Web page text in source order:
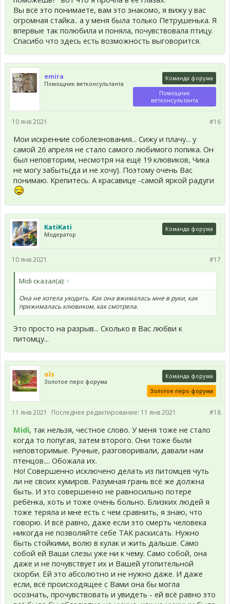
Вы всё это понимаете, вам это знакомо, я вижу у вас
огромная стайка.. а у меня была только Петрушенька. Я
впервые так полюбила и поняла, почувствовала птицу.
Спасибо что здесь есть возможность выговорится.
emira
Помощник ветконсультанта
Команда форума
Помощник
ветконсультанта
#16
10 янв 2021
Мои искренние соболезнования... Сижу и плачу... у
самой 26 апреля не стало самого любимого попика. Он
был неповторим, несмотря на ещё 19 клювиков, Чика
не могу забыть(да и не хочу). Поэтому очень Вас
понимаю. Крепитесь. А красавице -самой яркой радуги
KatiKati
Модератор
Команда форума
#17
10 янв 2021
Midi сказал(а): ↑
Она не хотела уходить. Как она вжималась мне в руки, как
прижималась клювиком, как смотрела.
Это просто на разрыв... Сколько в Вас любви к
питомцу...
ols
Золотое перо форума
Команда форума
Золотое перо форума
#18
11 янв 2021 Последнее редактирование: 11 янв 2021
Midi, так нельзя, честное слово. У меня тоже не стало
когда то попугая, затем второго. Они тоже были
неповторимые. Ручные, разговоривали, давали нам
птенцов.... Обожала их.
Но! Совершенно исключено делать из питомцев чуть
ли не своих кумиров. Разумная грань всё же должна
быть. И это совершенно не равносильно потере
ребёнка, хоть и тоже очень больно. Близких людей я
тоже теряла и мне есть с чем сравнить, я знаю, что
говорю. И всё равно, даже если это смерть человека
никогда не позволяйте себе ТАК раскисать. Нужно
быть стойкими, волю в кулак и жить дальше. Само
собой ей Ваши слезы уже ни к чему. Само собой, она
даже и не почувствует их и Вашей утопительной
скорби. Ей это абсолютно и не нужно даже. И даже
если, всё происходящее с Вами она бы могла
осознать, прочувствовать и увидеть - ей всё равно это